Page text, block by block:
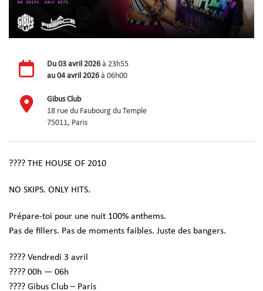
Du 03 avril 2026 à 23h55
au 04 avril 2026 à 06h00
Gibus Club
18 rue du Faubourg du Temple
75011, Paris
???? THE HOUSE OF 2010
NO SKIPS. ONLY HITS.
Prépare-toi pour une nuit 100% anthems.
Pas de fillers. Pas de moments faibles. Juste des bangers.
???? Vendredi 3 avril
???? 00h — 06h
???? Gibus Club – Paris